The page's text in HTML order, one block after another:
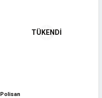
TÜKENDİ
Polisan